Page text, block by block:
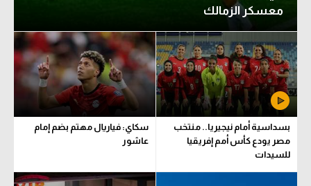
معسكر الزمالك
بسداسية أمام نيجيريا.. منتخب
مصر يودع كأس أمم إفريقيا
للسيدات
سكاي: فياريال مهتم بضم إمام
عاشور